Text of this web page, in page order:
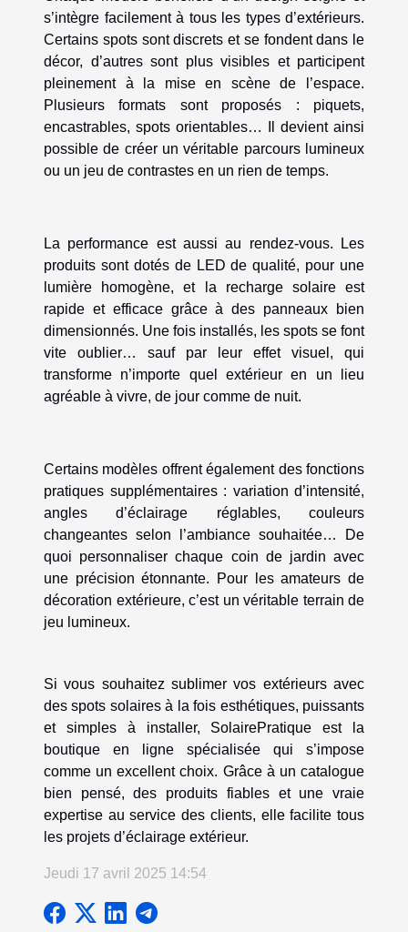
s’intègre facilement à tous les types d’extérieurs.
Certains spots sont discrets et se fondent dans le
décor, d’autres sont plus visibles et participent
pleinement à la mise en scène de l’espace.
Plusieurs formats sont proposés : piquets,
encastrables, spots orientables… Il devient ainsi
possible de créer un véritable parcours lumineux
ou un jeu de contrastes en un rien de temps.
La performance est aussi au rendez-vous. Les
produits sont dotés de LED de qualité, pour une
lumière homogène, et la recharge solaire est
rapide et efficace grâce à des panneaux bien
dimensionnés. Une fois installés, les spots se font
vite oublier… sauf par leur effet visuel, qui
transforme n’importe quel extérieur en un lieu
agréable à vivre, de jour comme de nuit.
Certains modèles offrent également des fonctions
pratiques supplémentaires : variation d’intensité,
angles d’éclairage réglables, couleurs
changeantes selon l’ambiance souhaitée… De
quoi personnaliser chaque coin de jardin avec
une précision étonnante. Pour les amateurs de
décoration extérieure, c’est un véritable terrain de
jeu lumineux.
Si vous souhaitez sublimer vos extérieurs avec
des spots solaires à la fois esthétiques, puissants
et simples à installer, SolairePratique est la
boutique en ligne spécialisée qui s’impose
comme un excellent choix. Grâce à un catalogue
bien pensé, des produits fiables et une vraie
expertise au service des clients, elle facilite tous
les projets d’éclairage extérieur.
Jeudi 17 avril 2025 14:54